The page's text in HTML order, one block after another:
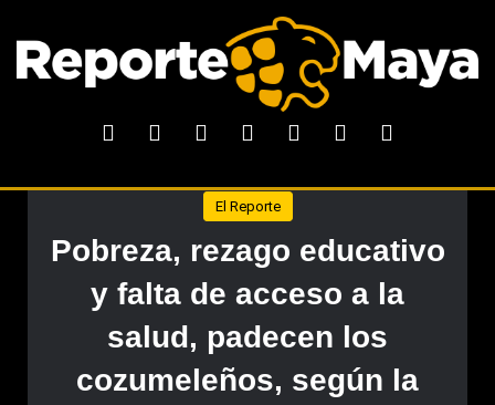
El Reporte
Pobreza, rezago educativo
y falta de acceso a la
salud, padecen los
cozumeleños, según la